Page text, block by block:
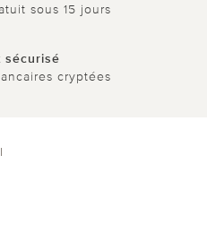
sous 15 jours
sécurisé
cryptées